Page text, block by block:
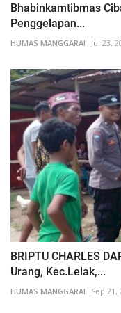
Bhabinkamtibmas
Penggelapan...
HUMAS MANGGARAI Jul 23,
BRIPTU CHARLES
Urang, Kec.Lelak,...
HUMAS MANGGARAI Sep 21,